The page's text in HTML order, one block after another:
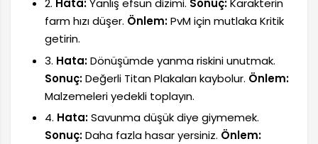
2. Hata:Yanlış efsun dizimi. Sonuç:Karakterin
farm hızı düşer. Önlem:PvM için mutlaka Kritik
getirin.
3. Hata:Dönüşümde yanma riskini unutmak.
Sonuç:Değerli Titan Plakaları kaybolur. Önlem:
Malzemeleri yedekli toplayın.
4. Hata:Savunma düşük diye giymemek.
Sonuç:Daha fazla hasar yersiniz. Önlem: